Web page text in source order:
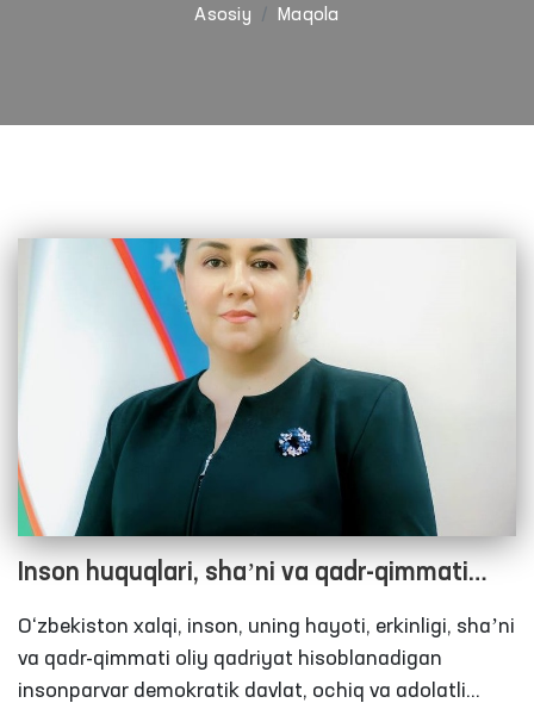
Asosiy Maqola
Inson huquqlari, shaʼni va qadr-qimmati
davlat himoyasida: qiynoqlarni oldini olish
bo‘yicha O‘zbekiston tajribasi
O‘zbekiston xalqi, inson, uning hayoti, erkinligi, shaʼni
va qadr-qimmati oliy qadriyat hisoblanadigan
insonparvar demokratik davlat, ochiq va adolatli